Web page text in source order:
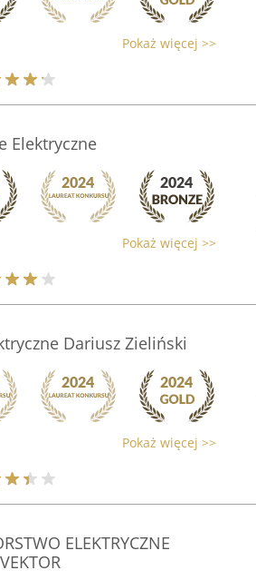
Pokaż więcej >>
Elektryczne
Pokaż więcej >>
Dariusz Zieliński
Pokaż więcej >>
ELEKTRYCZNE